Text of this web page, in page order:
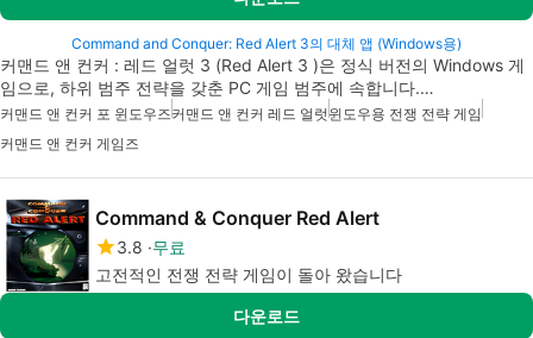
Command and Conquer: Red Alert 3의 대체 앱 (Windows용)
커맨드 앤 컨커 : 레드 얼럿 3 (Red Alert 3 )은 정식 버전의 Windows 게
임으로, 하위 범주 전략을 갖춘 PC 게임 범주에 속합니다.…
커맨드 앤 컨커 포 윈도우즈커맨드 앤 컨커 레드 얼럿윈도우용 전쟁 전략 게임
커맨드 앤 컨커 게임즈
Command & Conquer Red Alert
3.8 무료
고전적인 전쟁 전략 게임이 돌아 왔습니다
다운로드